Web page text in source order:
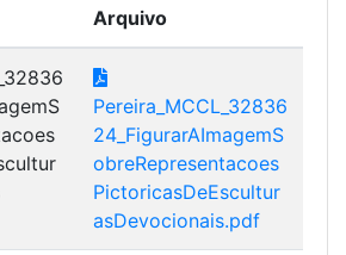
Arquivo
Pereira_MCCL_32836
24_FigurarAImagemS
obreRepresentacoes
PictoricasDeEscultur
asDevocionais.pdf